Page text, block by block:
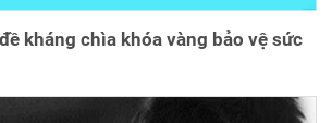
kháng chìa khóa vàng bảo vệ sức